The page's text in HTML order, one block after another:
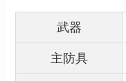
武器
主防具